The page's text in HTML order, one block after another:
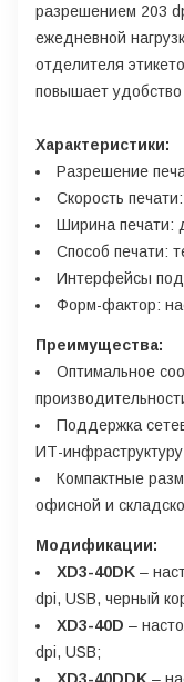
разрешением 203
ежедневной
отделителя
повышает удобство
Характеристики:
Разрешение
Скорость
Ширина печати:
Способ печати:
Интерфейсы
Форм-фактор:
Преимущества:
Оптимальное
Поддержка
ИТ-
Компактные
офисной и
Модификации:
XD3-40DK –
dpi, USB, черный
XD3-40D –
dpi, USB;